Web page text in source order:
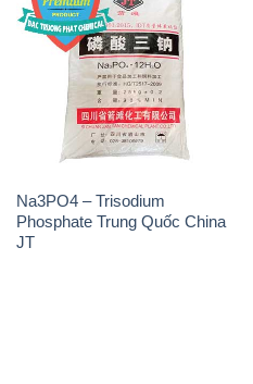
Na3PO4 – Trisodium
Phosphate Trung Quốc China
JT